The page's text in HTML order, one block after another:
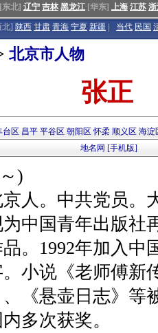
[东北] 辽宁 吉林 黑龙江 [华东] 上海 江苏
北] 陕西 甘肃 青海 宁夏 新疆 当代 民国
北京市人物
张正
台区 昌平 平谷区 朝阳区 怀柔 顺义区 海淀
地名网 [手机版]
)
。中共党员。
中国青年出版社
。1992年加入
小说《老师傅新
《悬壶日志》等
多次获奖。